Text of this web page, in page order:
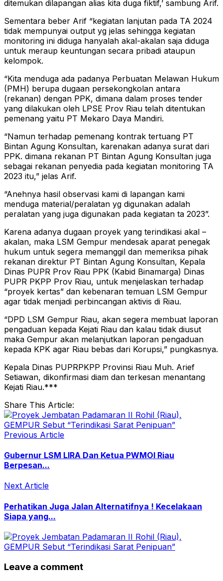
ditemukan dilapangan alias kita duga fiktif,’ sambung Arif.
Sementara beber Arif “kegiatan lanjutan pada TA 2024
tidak mempunyai output yg jelas sehingga kegiatan
monitoring ini diduga hanyalah akal-akalan saja diduga
untuk meraup keuntungan secara pribadi ataupun
kelompok.
“Kita menduga ada padanya Perbuatan Melawan Hukum
(PMH) berupa dugaan persekongkolan antara
(rekanan) dengan PPK, dimana dalam proses tender
yang dilakukan oleh LPSE Prov Riau telah ditentukan
pemenang yaitu PT Mekaro Daya Mandiri.
“Namun terhadap pemenang kontrak tertuang PT
Bintan Agung Konsultan, karenakan adanya surat dari
PPK. dimana rekanan PT Bintan Agung Konsultan juga
sebagai rekanan penyedia pada kegiatan monitoring TA
2023 itu,” jelas Arif.
“Anehnya hasil observasi kami di lapangan kami
menduga material/peralatan yg digunakan adalah
peralatan yang juga digunakan pada kegiatan ta 2023”.
Karena adanya dugaan proyek yang terindikasi akal –
akalan, maka LSM Gempur mendesak aparat penegak
hukum untuk segera memanggil dan memeriksa pihak
rekanan direktur PT Bintan Agung Konsultan, Kepala
Dinas PUPR Prov Riau PPK (Kabid Binamarga) Dinas
PUPR PKPP Prov Riau, untuk menjelaskan terhadap
“proyek kertas” dan kebenaran temuan LSM Gempur
agar tidak menjadi perbincangan aktivis di Riau.
“DPD LSM Gempur Riau, akan segera membuat laporan
pengaduan kepada Kejati Riau dan kalau tidak diusut
maka Gempur akan melanjutkan laporan pengaduan
kepada KPK agar Riau bebas dari Korupsi,” pungkasnya.
Kepala Dinas PUPRPKPP Provinsi Riau Muh. Arief
Setiawan, dikonfirmasi diam dan terkesan menantang
Kejati Riau.***
Share This Article:
Previous Article
Gubernur LSM LIRA Dan Ketua PWMOI Riau
Berpesan...
Next Article
Perhatikan Juga Jalan Alternatifnya ! Kecelakaan
Siapa yang...
Leave a comment